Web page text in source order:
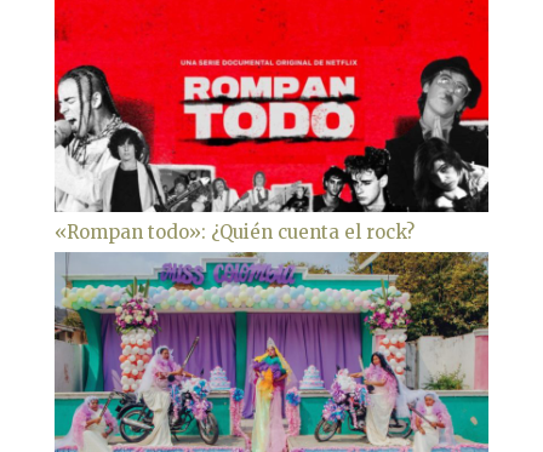
«Rompan todo»: ¿Quién cuenta el rock?